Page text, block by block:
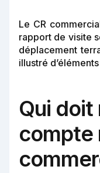
Le CR
rapport de visite
déplacement
illustré
Qui
compte